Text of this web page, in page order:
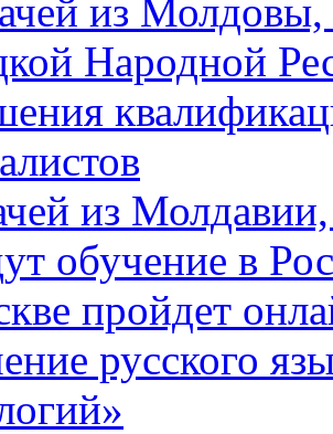
из Молдовы,
Народной
из
обучение в
пройдет
русского